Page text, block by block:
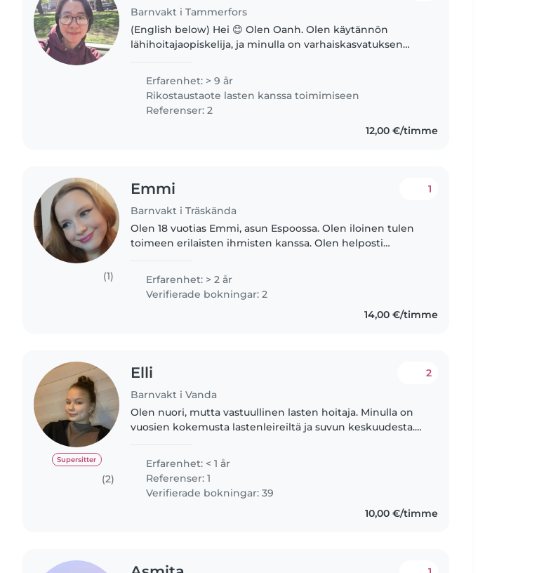
Barnvakt i Tammerfors
(English below) Hei 😊 Olen Oanh. Olen käytännön
lähihoitajaopiskelija, ja minulla on varhaiskasvatuksen
päiväkodista (vapaaehtoistöitä)...
Erfarenhet: > 9 år
Rikostaustaote lasten kanssa toimimiseen
Referenser: 2
12,00 €/timme
(1)
Emmi
Barnvakt i Träskända
1
Olen 18 vuotias Emmi, asun Espoossa. Olen iloinen tulen
toimeen erilaisten ihmisten kanssa. Olen helposti
ohjausalan lastenojaaja..
Erfarenhet: > 2 år
Verifierade bokningar: 2
14,00 €/timme
Supersitter
(2)
Elli
Barnvakt i Vanda
2
Olen nuori, mutta vastuullinen lasten hoitaja. Minulla on
vuosien kokemusta lastenleireiltä ja suvun keskuudesta.
pairina..
Erfarenhet: < 1 år
Referenser: 1
Verifierade bokningar: 39
10,00 €/timme